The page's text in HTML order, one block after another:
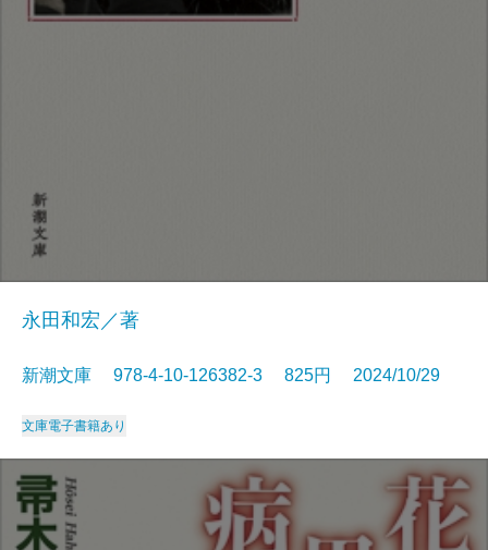
永田和宏／著
新潮文庫 978-4-10-126382-3 825円 2024/10/29
文庫電子書籍あり